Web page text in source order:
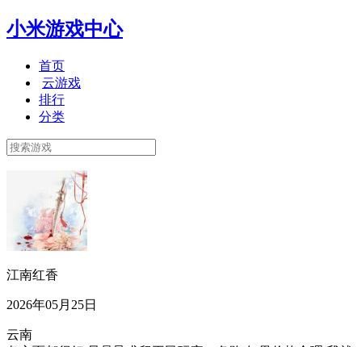
小米游戏中心
首页
云游戏
排行
分类
江南红香
2026年05月25日
云南